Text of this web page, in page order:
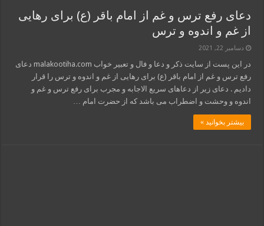
دعای رفع ترس و غم از امام باقر (ع) برای رهایی
از غم و اندوه و ترس
دسامبر 22, 2021
در این پست از سایت ذکر و دعا و فال و تعبیر خواب malakootiha.com دعای
رفع ترس و غم از امام باقر (ع) برای رهایی از غم و اندوه و ترس را قرار
دادیم . دعای زیر از دعاهای سریع الاجابه و مجرب برای رفع ترس و غم و
اندوه و وحشت و اضطراب می باشد که از حضرت امام …
بیشتر بخوانید »